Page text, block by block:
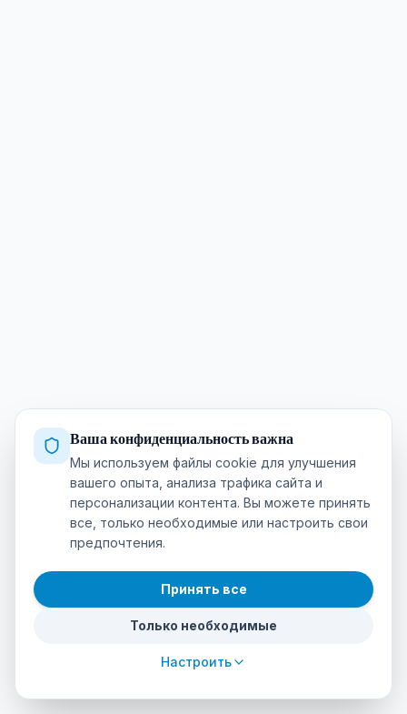
Ваша конфиденциальность важна
Мы используем файлы cookie для улучшения
вашего опыта, анализа трафика сайта и
персонализации контента. Вы можете принять
все, только необходимые или настроить свои
предпочтения.
Принять все
Только необходимые
Настроить